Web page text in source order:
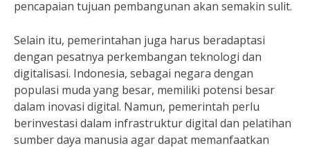
pencapaian tujuan pembangunan akan semakin sulit.
Selain itu, pemerintahan juga harus beradaptasi
dengan pesatnya perkembangan teknologi dan
digitalisasi. Indonesia, sebagai negara dengan
populasi muda yang besar, memiliki potensi besar
dalam inovasi digital. Namun, pemerintah perlu
berinvestasi dalam infrastruktur digital dan pelatihan
sumber daya manusia agar dapat memanfaatkan